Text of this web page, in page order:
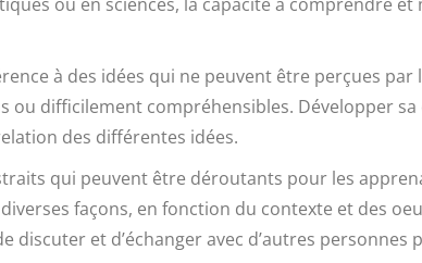
à des idées qui ne peuvent être perçues
difficilement compréhensibles. Développer
des différentes idées.
qui peuvent être déroutants pour les
façons, en fonction du contexte et des
discuter et d’échanger avec d’autres